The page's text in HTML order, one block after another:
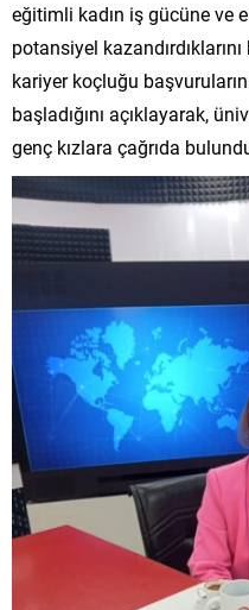
eğitimli kadın iş gücüne ve
potansiyel
kariyer koçluğu
başladığını açıklayarak,
genç kızlara çağrıda